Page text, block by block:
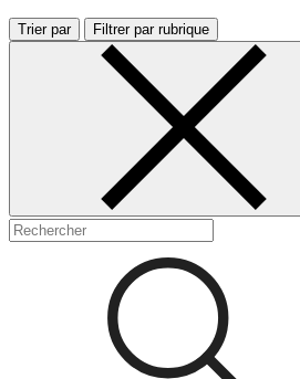
Trier par Filtrer par rubrique